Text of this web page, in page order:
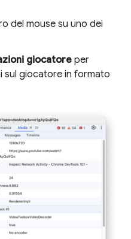
del mouse su uno dei
giocatore per
sul giocatore in formato